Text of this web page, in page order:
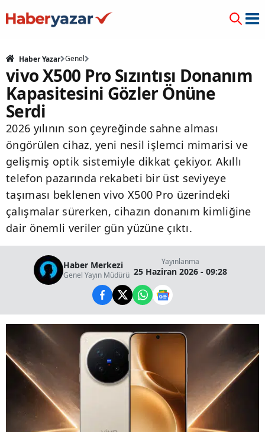
Haber Yazar Genel
vivo X500 Pro Sızıntısı Donanım
Kapasitesini Gözler Önüne
Serdi
2026 yılının son çeyreğinde sahne alması
öngörülen cihaz, yeni nesil işlemci mimarisi ve
gelişmiş optik sistemiyle dikkat çekiyor. Akıllı
telefon pazarında rekabeti bir üst seviyeye
taşıması beklenen vivo X500 Pro üzerindeki
çalışmalar sürerken, cihazın donanım kimliğine
dair önemli veriler gün yüzüne çıktı.
Haber Merkezi
Genel Yayın Müdürü
Yayınlanma
25 Haziran 2026 - 09:28